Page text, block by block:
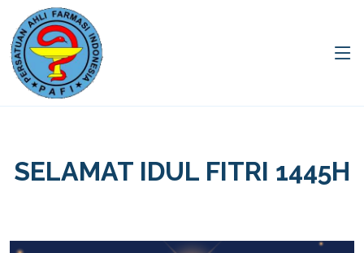
SELAMAT IDUL FITRI 1445H